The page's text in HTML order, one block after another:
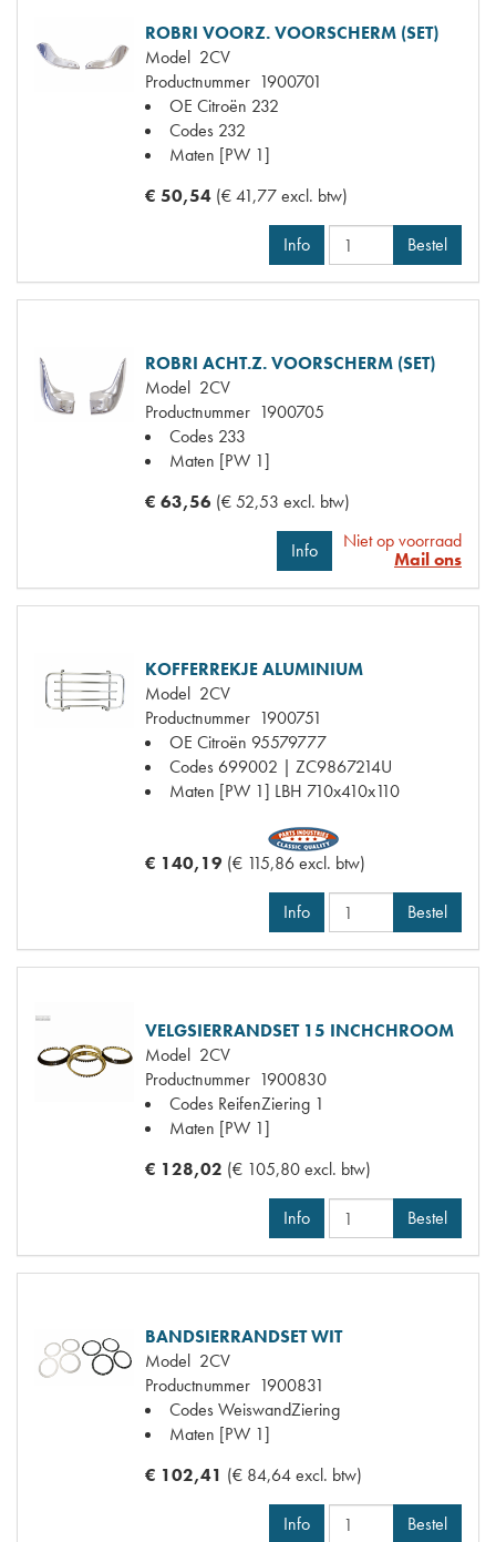
ROBRI VOORZ. VOORSCHERM (SET)
Model 2CV
Productnummer 1900701
OE Citroën 232
Codes 232
Maten [PW 1]
€ 50,54 (€ 41,77 excl. btw)
Info Bestel
ROBRI ACHT.Z. VOORSCHERM (SET)
Model 2CV
Productnummer 1900705
Codes 233
Maten [PW 1]
€ 63,56 (€ 52,53 excl. btw)
Info
Niet op voorraad
Mail ons
KOFFERREKJE ALUMINIUM
Model 2CV
Productnummer 1900751
OE Citroën 95579777
Codes 699002 | ZC9867214U
Maten [PW 1] LBH 710x410x110
€ 140,19 (€ 115,86 excl. btw)
Info Bestel
VELGSIERRANDSET 15 INCHCHROOM
Model 2CV
Productnummer 1900830
Codes ReifenZiering 1
Maten [PW 1]
€ 128,02 (€ 105,80 excl. btw)
Info Bestel
BANDSIERRANDSET WIT
Model 2CV
Productnummer 1900831
CodesWeiswandZiering
Maten [PW 1]
€ 102,41 (€ 84,64 excl. btw)
Info Bestel